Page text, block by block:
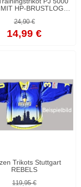
24,90 €
14,99 €
Trikots Stuttgart
REBELS
119,95 €